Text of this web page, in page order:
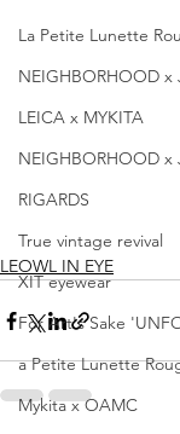
La Petite Lunette
NEIGHBORHOOD x
LEICA x MYKITA
NEIGHBORHOOD x
RIGARDS
True vintage revival
XIT eyewear
For Art's Sake
a Petite Lunette
Mykita x OAMC
LEOWL IN EYE